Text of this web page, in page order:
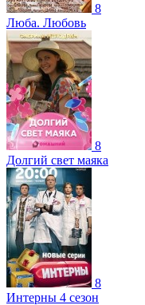
8
Люба. Любовь
8
Долгий свет маяка
8
Интерны 4 сезон